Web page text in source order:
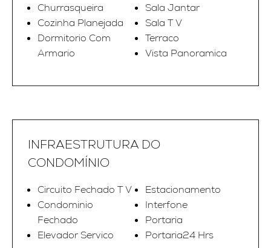
Churrasqueira
Cozinha Planejada
Dormitorio Com
Armario
Sala Jantar
Sala T V
Terraco
Vista Panoramica
INFRAESTRUTURA DO
CONDOMÍNIO
Circuito Fechado T V
Condominio
Fechado
Elevador Servico
Estacionamento
Interfone
Portaria
Portaria24 Hrs